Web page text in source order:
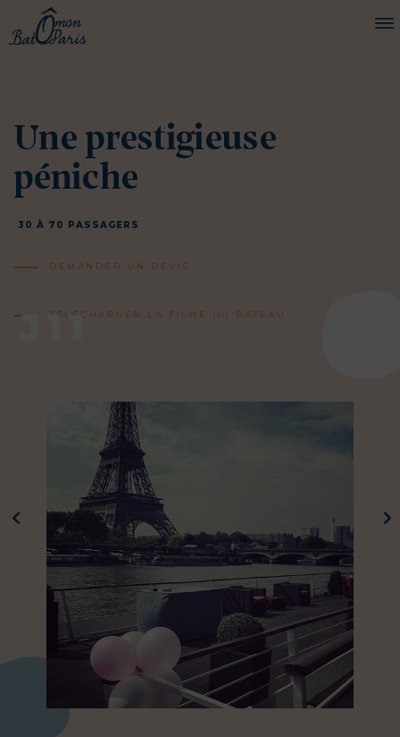
CROISIÈRES
JOURNAL DE BORD
PRESSE
J11
Une prestigieuse
péniche
30 À 70 PASSAGERS
DEMANDER UN DEVIS
TÉLÉCHARGER LA FICHE DU BATEAU